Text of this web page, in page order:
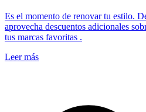
Es el momento de renovar tu estilo.
aprovecha descuentos adicionales
tus marcas favoritas .
Leer más